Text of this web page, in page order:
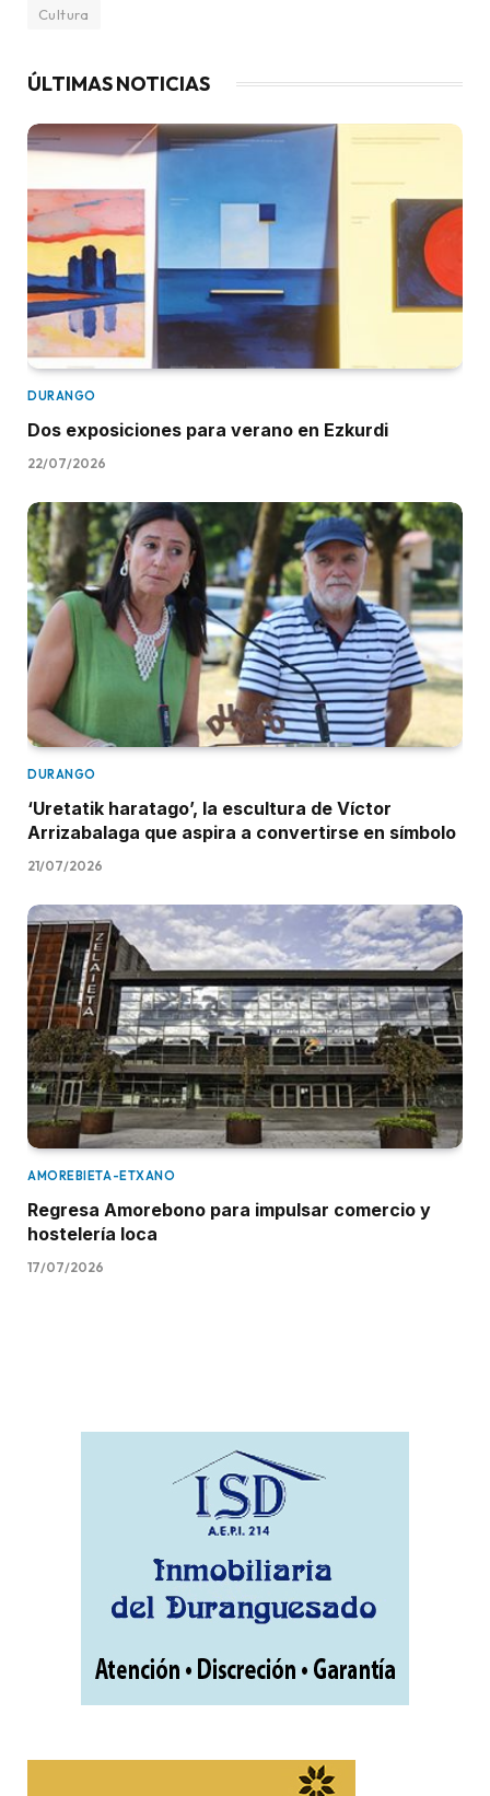
Cultura
ÚLTIMAS NOTICIAS
DURANGO
Dos exposiciones para verano en Ezkurdi
22/07/2026
DURANGO
‘Uretatik haratago’, la escultura de Víctor
Arrizabalaga que aspira a convertirse en símbolo
21/07/2026
AMOREBIETA-ETXANO
Regresa Amorebono para impulsar comercio y
hostelería loca
17/07/2026